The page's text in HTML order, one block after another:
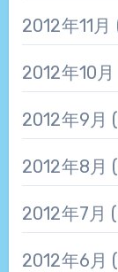
2012年11月
2012年10月
2012年9月
2012年8月
2012年7月
2012年6月